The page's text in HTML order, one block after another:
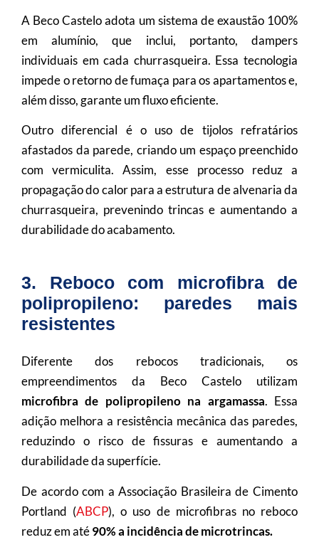
A Beco Castelo adota um sistema de exaustão 100%
em alumínio, que inclui, portanto, dampers
individuais em cada churrasqueira. Essa tecnologia
impede o retorno de fumaça para os apartamentos e,
além disso, garante um fluxo eficiente.
Outro diferencial é o uso de tijolos refratários
afastados da parede, criando um espaço preenchido
com vermiculita. Assim, esse processo reduz a
propagação do calor para a estrutura de alvenaria da
churrasqueira, prevenindo trincas e aumentando a
durabilidade do acabamento.
3. Reboco com microfibra de
polipropileno: paredes mais
resistentes
Diferente dos rebocos tradicionais, os
empreendimentos da Beco Castelo utilizam
microfibra de polipropileno na argamassa. Essa
adição melhora a resistência mecânica das paredes,
reduzindo o risco de fissuras e aumentando a
durabilidade da superfície.
De acordo com a Associação Brasileira de Cimento
Portland (ABCP), o uso de microfibras no reboco
reduz em até90% a incidência de microtrincas.